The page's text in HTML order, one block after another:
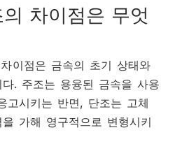
차이점은 무엇
이점은 금속의 초기 상태와
. 주조는 용융된 금속을 사용
고시키는 반면, 단조는 고체
가해 영구적으로 변형시키